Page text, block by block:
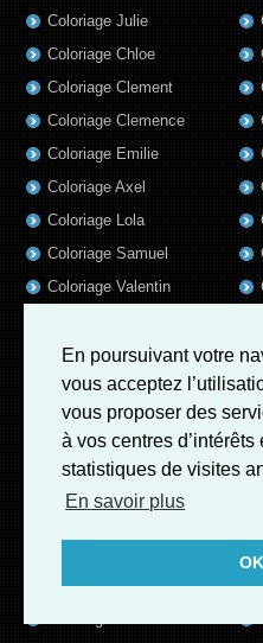
En poursuivant votre
vous acceptez
vous proposer des
à vos centres
statistiques de visites
En savoir plus
OK
Coloriage Julie
Coloriage Chloe
Coloriage Clement
Coloriage Clemence
Coloriage Emilie
Coloriage Axel
Coloriage Lola
Coloriage Samuel
Coloriage Valentin
Coloriage Romain
Coloriage Elsa
Coloriage Mila
Coloriage Garance
Coloriage Louis